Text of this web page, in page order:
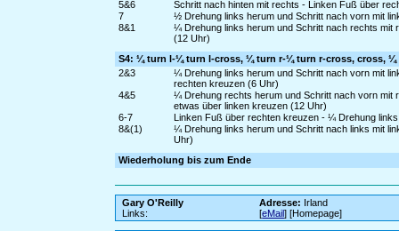
5&6
Schritt nach hinten mit rechts - Linken Fuß über
7
½ Drehung links herum und Schritt nach vorn mit
8&1
¼ Drehung links herum und Schritt nach rechts
(12 Uhr)
S4: ¼ turn l-¼ turn l-cross, ¼ turn r-¼ turn r-cross, cross,
2&3
¼ Drehung links herum und Schritt nach vorn mit
rechten kreuzen (6 Uhr)
4&5
¼ Drehung rechts herum und Schritt nach vorn
etwas über linken kreuzen (12 Uhr)
6-7
Linken Fuß über rechten kreuzen - ¼ Drehung
8&(1)
¼ Drehung links herum und Schritt nach links mit
Uhr)
Wiederholung bis zum Ende
Gary O'Reilly Adresse: Irland
Links:
[eMail] [Homepage]